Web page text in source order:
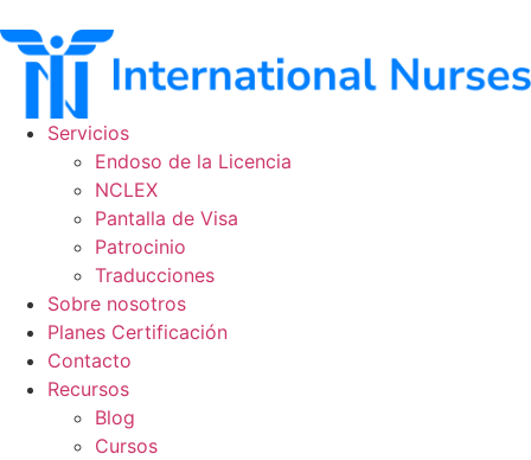
al
contenido
Servicios
Endoso de la Licencia
NCLEX
Pantalla de Visa
Patrocinio
Traducciones
Sobre nosotros
Planes Certificación
Contacto
Recursos
Blog
Cursos